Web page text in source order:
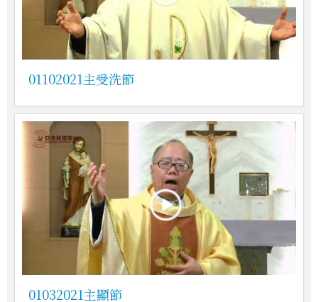
01102021主受洗節
01032021主顯節